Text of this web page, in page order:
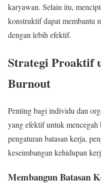
karyawan. Selain itu,
konstruktif dapat membantu
dengan lebih efektif.
Strategi Proaktif
Burnout
Penting bagi individu dan
yang efektif untuk
pengaturan batasan kerja,
keseimbangan kehidupan
Membangun Batasan